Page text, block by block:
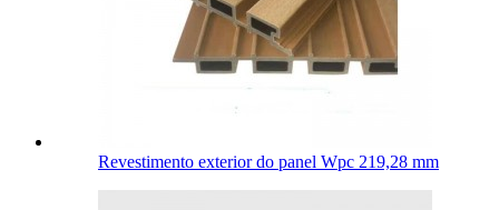
Revestimento exterior do panel Wpc 219,28 mm